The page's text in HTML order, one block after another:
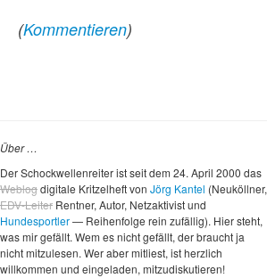
(Kommentieren)
Über …
Der Schockwellenreiter ist seit dem 24. April 2000 das
Weblogdigitale Kritzelheft von Jörg Kantel (Neuköllner,
EDV-Leiter Rentner, Autor, Netzaktivist und
Hundesportler— Reihenfolge rein zufällig). Hier steht,
was mir gefällt. Wem es nicht gefällt, der braucht ja
nicht mitzulesen. Wer aber mitliest, ist herzlich
willkommen und eingeladen, mitzudiskutieren!